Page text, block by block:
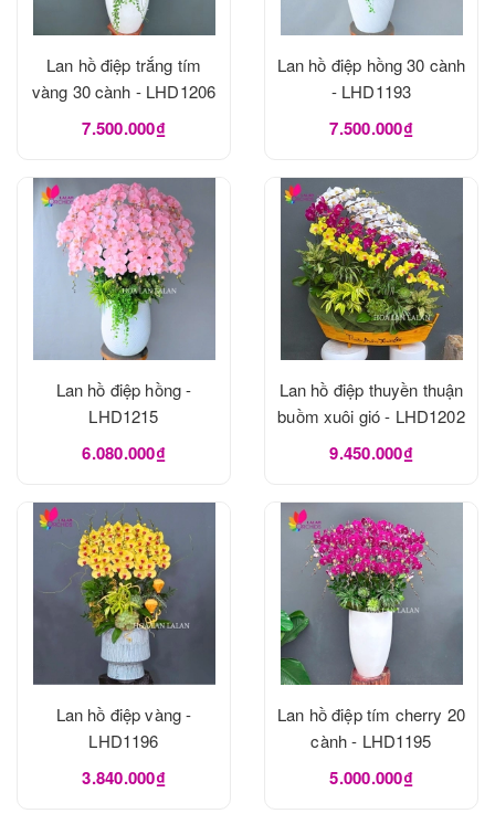
Lan hồ điệp trắng tím
vàng 30 cành - LHD1206
7.500.000₫
Lan hồ điệp hồng 30 cành
- LHD1193
7.500.000₫
Lan hồ điệp hồng -
LHD1215
6.080.000₫
Lan hồ điệp thuyền thuận
buồm xuôi gió - LHD1202
9.450.000₫
Lan hồ điệp vàng -
LHD1196
3.840.000₫
Lan hồ điệp tím cherry 20
cành - LHD1195
5.000.000₫